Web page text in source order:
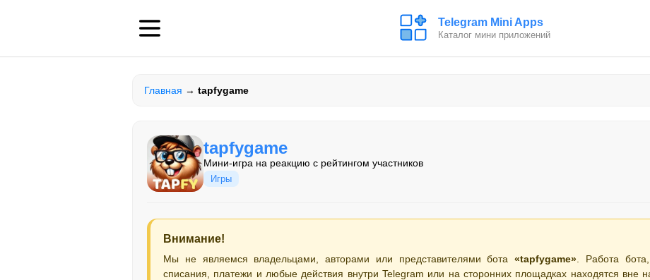
Telegram Mini Apps
Каталог мини приложений
Главная → tapfygame
tapfygame
Мини-игра на реакцию с рейтингом участников
Игры
Внимание!
Мы не являемся владельцами, авторами или представителями бота«tapfygame» . Работа
списания, платежи и любые действия внутри Telegram или на сторонних площадках находятся вне